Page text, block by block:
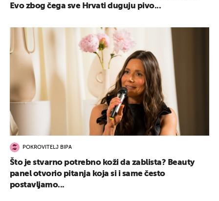
Evo zbog čega sve Hrvati duguju pivo...
POKROVITELJ BIPA
Što je stvarno potrebno koži da zablista? Beauty
panel otvorio pitanja koja si i same često
postavljamo...